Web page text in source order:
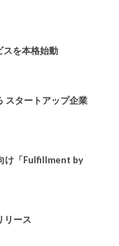
スを本格始動
スタートアップ企業
け「Fulfillment by
リース